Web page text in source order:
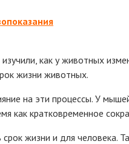
как у животных
жизни животных.
на эти процессы. У
как кратковременное
жизни и для